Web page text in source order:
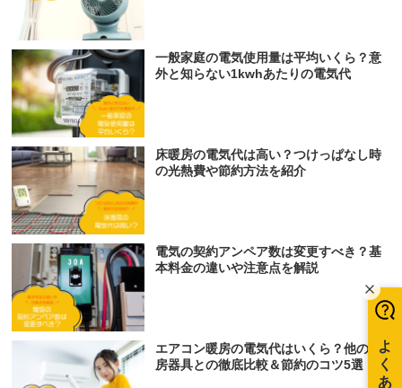
一般家庭の電気使用量は平均いくら？意
外と知らない1kwhあたりの電気代
床暖房の電気代は高い？つけっぱなし時
の光熱費や節約方法を紹介
電気の契約アンペア数は変更すべき？基
本料金の違いや注意点を解説
エアコン暖房の電気代はいくら？他の暖
房器具との徹底比較＆節約のコツ5選